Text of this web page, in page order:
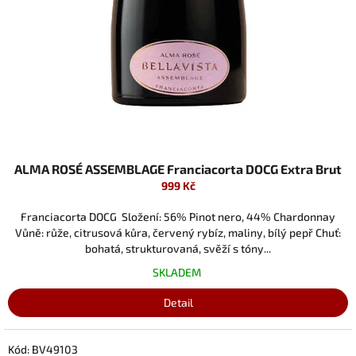
ALMA ROSÉ ASSEMBLAGE Franciacorta DOCG Extra Brut
999 Kč
Franciacorta DOCG Složení: 56% Pinot nero, 44% Chardonnay
Vůně: růže, citrusová kůra, červený rybíz, maliny, bílý pepř Chuť:
bohatá, strukturovaná, svěží s tóny...
SKLADEM
Detail
Kód: BV49103